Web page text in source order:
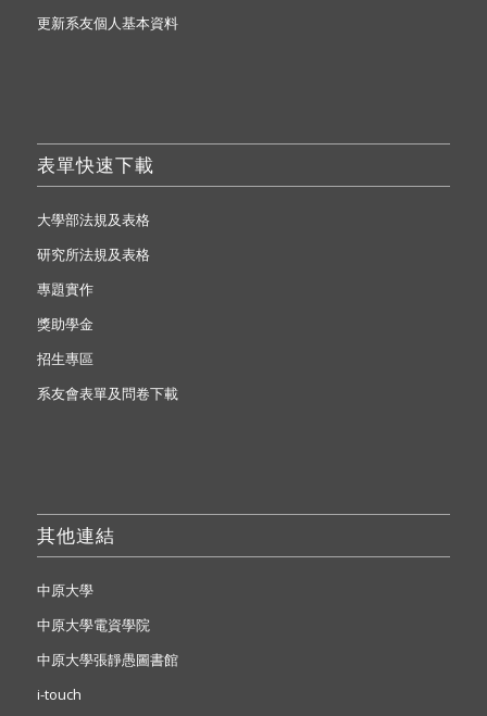
更新系友個人基本資料
表單快速下載
大學部法規及表格
研究所法規及表格
專題實作
獎助學金
招生專區
系友會表單及問卷下載
其他連結
中原大學
中原大學電資學院
中原大學張靜愚圖書館
i-touch